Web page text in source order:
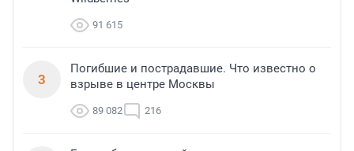
91 615
3
Погибшие и пострадавшие. Что известно о
взрыве в центре Москвы
89 082 216